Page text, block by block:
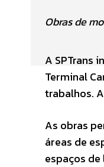
Obras de
A SPTrans
Terminal
trabalhos.
As obras
áreas de
espaços de